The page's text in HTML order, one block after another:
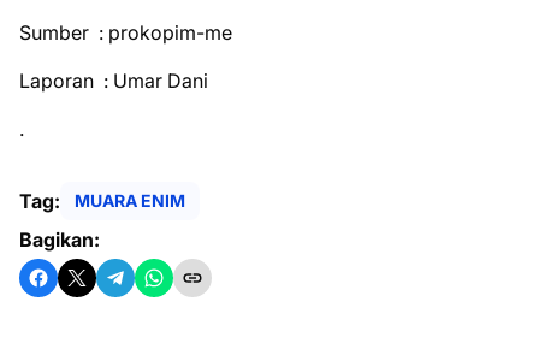
Sumber : prokopim-me
Laporan : Umar Dani
.
Tag: MUARA ENIM
Bagikan: